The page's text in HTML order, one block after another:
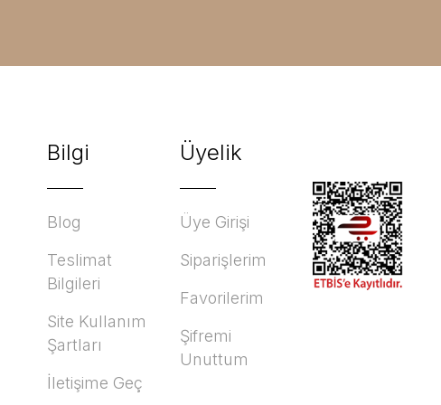
Bilgi
Blog
Teslimat
Bilgileri
Site Kullanım
Şartları
İletişime Geç
Üyelik
Üye Girişi
Siparişlerim
Favorilerim
Şifremi
Unuttum